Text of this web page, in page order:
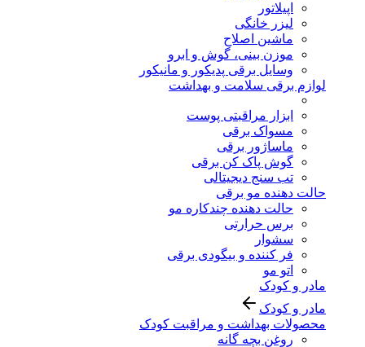
اپیلاتور
لیزر خانگی
ماشین اصلاح
موزن بینی، گوش و ابرو
وسایل برقی پدیکور و مانیکور
لوازم برقی سلامت و بهداشت
ابزار مراقبتی پوست
مسواک برقی
ماساژور برقی
گوش پاک کن برقی
تب سنج دیجیتالی
حالت دهنده مو برقی
حالت دهنده چندکاره مو
برس حرارتی
سشوار
فر کننده و بیگودی برقی
اتو مو
مادر و کودک
مادر و کودک
محصولات بهداشت و مراقبت کودک
روغن بچه گانه